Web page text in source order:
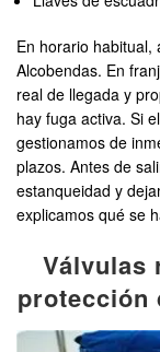
En horario
Alcobendas. En
real de llegada y
hay fuga activa. Si
gestionamos de
plazos. Antes de
estanqueidad y
explicamos qué se
Válvulas
protección